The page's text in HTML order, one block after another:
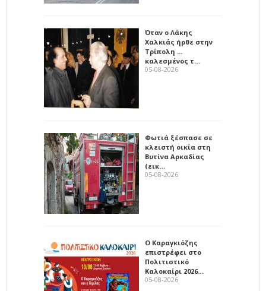
Όταν ο Λάκης
Χαλκιάς ήρθε στην
Τρίπολη ...
καλεσμένος τ…
05-08-2026
Φωτιά ξέσπασε σε
κλειστή οικία στη
Βυτίνα Αρκαδίας
(εικ…
05-08-2026
Ο Καραγκιόζης
επιστρέφει στο
Πολιτιστικό
Καλοκαίρι 2026…
05-08-2026